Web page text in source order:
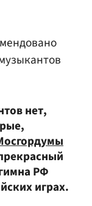
нет,
РФ
играх.